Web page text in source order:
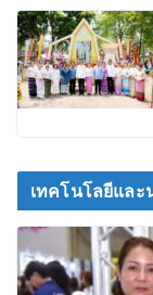
เทคโนโลยีและ